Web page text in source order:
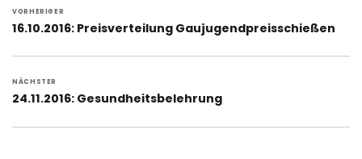
VORHERIGER
Vorheriger
16.10.2016: Preisverteilung Gaujugendpreisschießen
NÄCHSTER
Nächster
24.11.2016: Gesundheitsbelehrung